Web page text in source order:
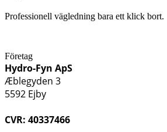
Professionell vägledning bara ett klick bort.
Företag
Hydro-Fyn ApS
Æblegyden 3
5592 Ejby
CVR: 40337466